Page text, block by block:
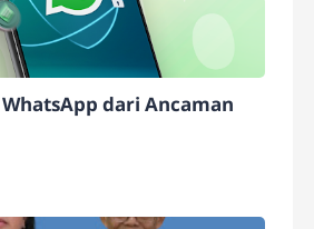
dari Ancaman